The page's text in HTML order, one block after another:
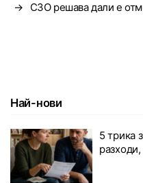
→ СЗО решава дали е
Най-нови
5 трика